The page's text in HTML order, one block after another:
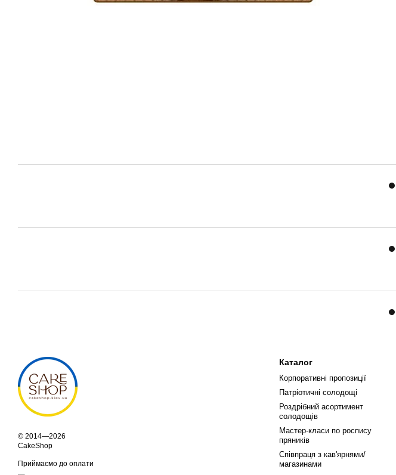
© 2014—2026
CakeShop
Приймаємо до оплати
Каталог
Корпоративні пропозиції
Патріотичні солодощі
Роздрібний асортимент
солодощів
Мастер-класи по роспису
пряників
Співпраця з кав'ярнями/
магазинами